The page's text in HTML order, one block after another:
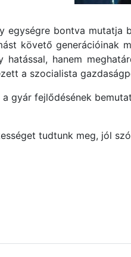
egységre bontva mutatja
követő generációinak
hanem
a szocialista
gyár fejlődésének
tudtunk meg, jól